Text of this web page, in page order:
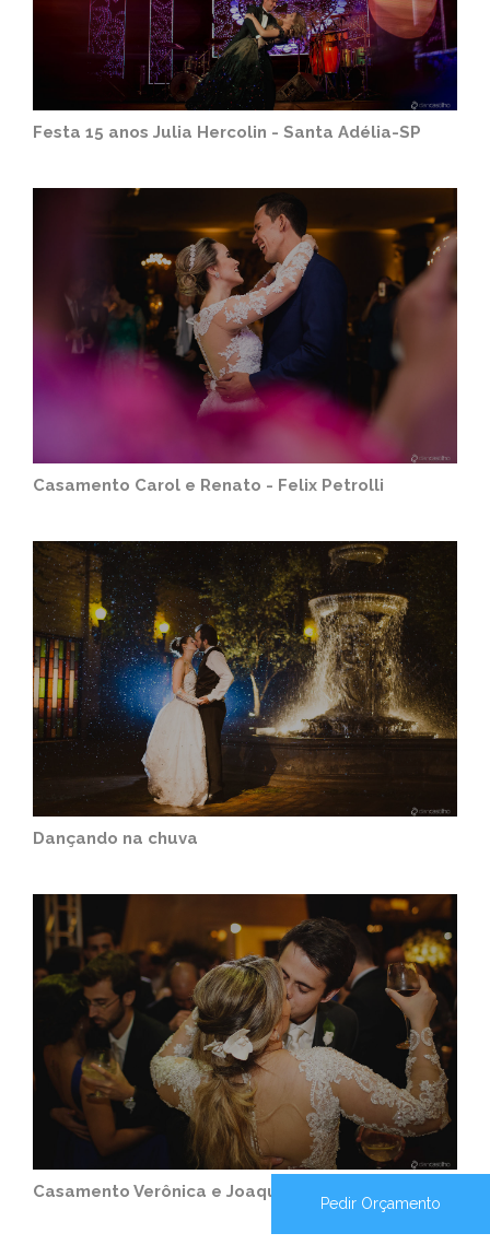
Festa 15 anos Julia Hercolin - Santa Adélia-SP
Casamento Carol e Renato - Felix Petrolli
Dançando na chuva
Casamento Verônica e Joaquim - Barretos
Pedir Orçamento